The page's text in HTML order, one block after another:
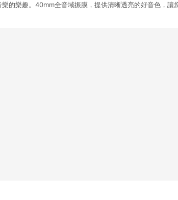
的樂趣。40mm全音域振膜，提供清晰透亮的好音色，讓